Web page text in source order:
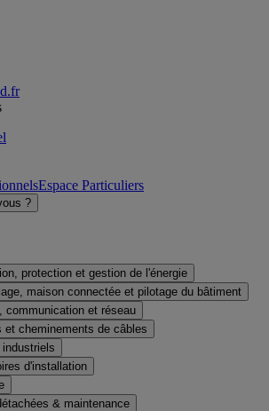
Espace Particuliers
?
protection et gestion de l'énergie
maison connectée et pilotage du bâtiment
communication et réseau
et cheminements de câbles
industriels
d'installation
& maintenance